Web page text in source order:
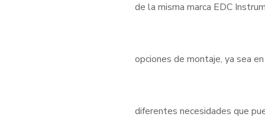
de la misma marca EDC
opciones de montaje, ya sea
diferentes necesidades que